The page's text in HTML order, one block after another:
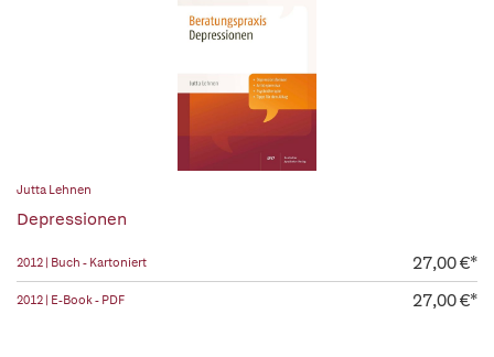
Jutta Lehnen
Depressionen
2012 | Buch - Kartoniert 27,00 €*
2012 | E-Book - PDF 27,00 €*